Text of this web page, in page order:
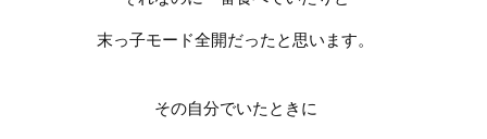
末っ子モード全開だったと思います。
その自分でいたときに